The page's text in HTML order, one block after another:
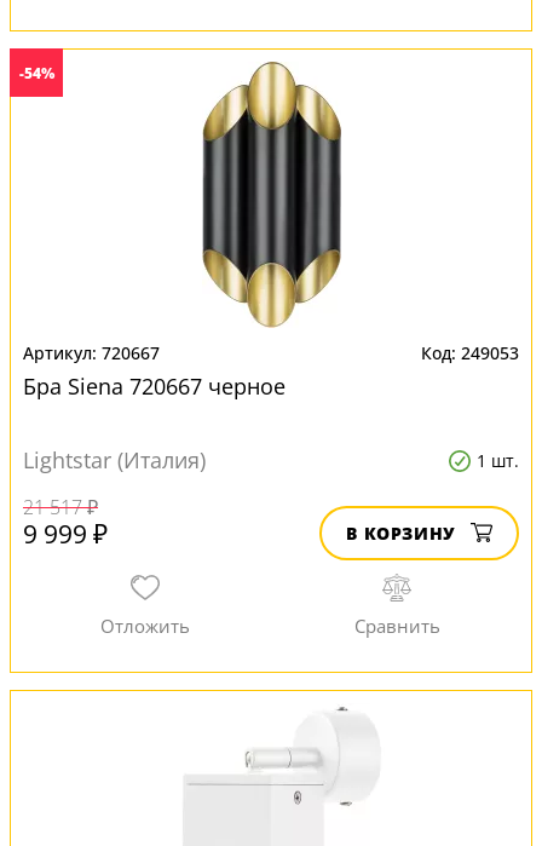
-54%
720667 249053
Бра Siena 720667 черное
Lightstar (Италия) 1 шт.
21 517 ₽
9 999 ₽ В КОРЗИНУ